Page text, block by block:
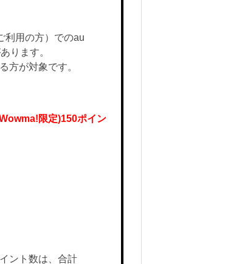
利用の方）でのau
ります。
方が対象です。
限定)150ポイン
ント数は、合計